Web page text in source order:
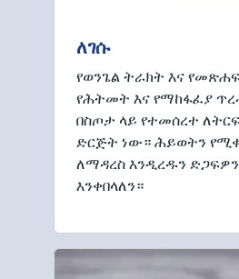
ለገሱ
የወንጌል ትራክት እና
የሕትመት እና የማከፋፈያ
በስጦታ ላይ የተመሰረተ
ድርጅት ነው። ሕይወትን
ለማዳረስ እንዲረዱን
እንቀበላለን።